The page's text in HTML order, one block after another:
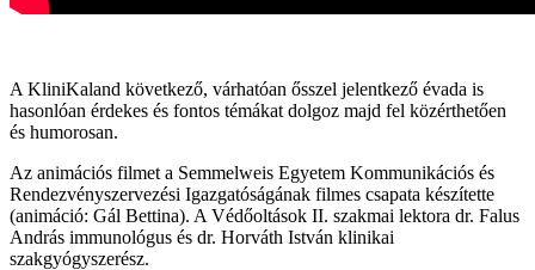
A KliniKaland következő, várhatóan ősszel jelentkező évada is
hasonlóan érdekes és fontos témákat dolgoz majd fel közérthetően
és humorosan.
Az animációs filmet a Semmelweis Egyetem Kommunikációs és
Rendezvényszervezési Igazgatóságának filmes csapata készítette
(animáció: Gál Bettina). A Védőoltások II. szakmai lektora dr. Falus
András immunológus és dr. Horváth István klinikai
szakgyógyszerész.